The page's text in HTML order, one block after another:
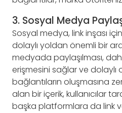
3. Sosyal Medya
Sosyal medya, link inşası
dolaylı yoldan önemli bir
medyada paylaşılması,
erişmesini sağlar ve dolaylı
bağlantıların oluşmasına
alan bir içerik, kullanıcılar
başka platformlara da link